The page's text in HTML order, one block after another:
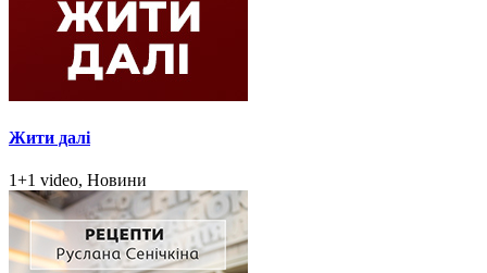
Жити далі
1+1 video, Новини